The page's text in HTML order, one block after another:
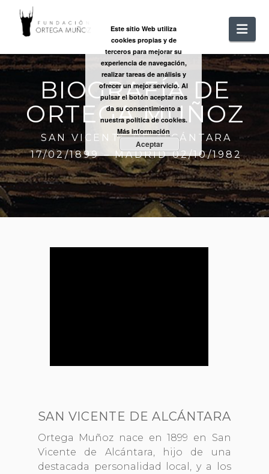
ORTEGA
MUÑOZ
BIOGRAFÍA DE
ORTEGA MUÑOZ
SAN VICENTE DE ALCÁNTARA
17/02/1899 – MADRID 02/10/1982
SAN VICENTE DE ALCÁNTARA
Ortega Muñoz nace en 1899 en San
Vicente de Alcántara, hijo de una
destacada personalidad local, y a los
Este sitio Web utiliza
cookies propias y de
terceros para mejorar su
experiencia de navegación,
realizar tareas de análisis y
ofrecer un mejor servicio. Al
pulsar el botón aceptar nos
da su consentimiento a
nuestra política de cookies.
Más información
Aceptar